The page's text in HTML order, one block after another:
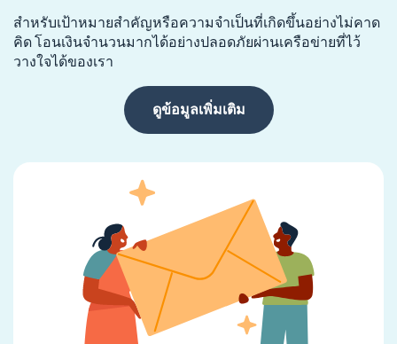
สำหรับเป้าหมายสำคัญหรือความจำเป็นที่เกิดขึ้นอย่างไม่คาด
คิด โอนเงินจำนวนมากได้อย่างปลอดภัยผ่านเครือข่ายที่ไว้
วางใจได้ของเรา
ดูข้อมูลเพิ่มเติม